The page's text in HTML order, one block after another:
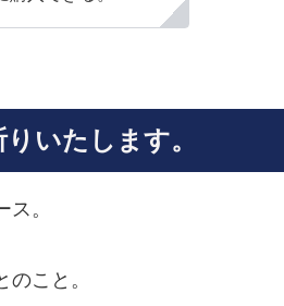
いたします。
。
こと。